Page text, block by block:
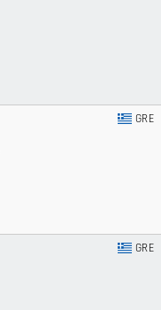
GRE
GRE